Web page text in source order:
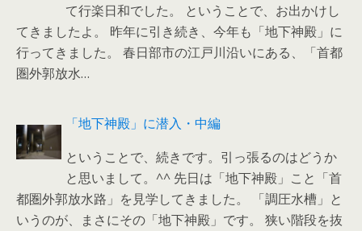
て行楽日和でした。 ということで、お出かけし
てきましたよ。 昨年に引き続き、今年も「地下神殿」に
行ってきました。 春日部市の江戸川沿いにある、「首都
圏外郭放水…
「地下神殿」に潜入・中編
ということで、続きです。引っ張るのはどうか
と思いまして。^^ 先日は「地下神殿」こと「首
都圏外郭放水路」を見学してきました。 「調圧水槽」と
いうのが、まさにその「地下神殿」です。 狭い階段を抜